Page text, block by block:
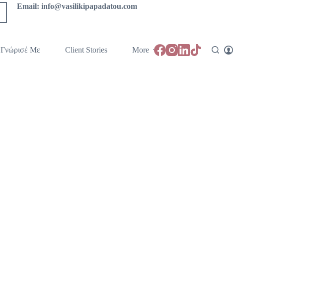
Email: info@vasilikipapadatou.com
Γνώρισέ Με Client Stories More